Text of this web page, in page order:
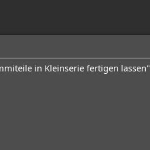
in Kleinserie fertigen lassen"